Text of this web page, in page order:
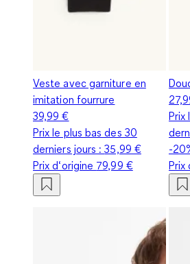
Veste avec garniture en
imitation fourrure
39,99 €
Prix le plus bas des 30
derniers jours :35,99 €
Prix d‘origine 79,99 €
Prix
-
Prix